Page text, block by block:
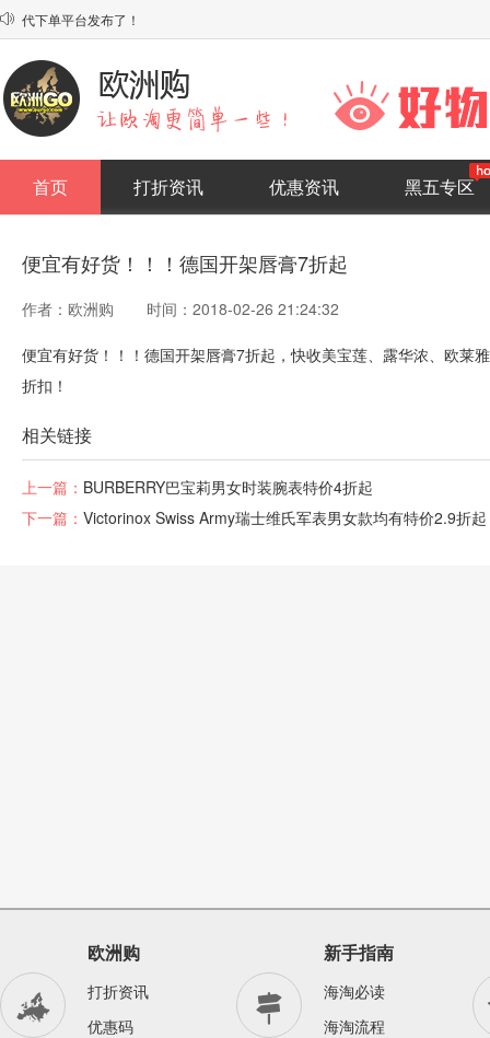
 代下单平台发布了！
系统上线，欢迎使用！
首页 打折资讯 优惠资讯 黑五专区
便宜有好货！！！德国开架唇膏7折起
作者：欧洲购 时间：2018-02-26 21:24:32
便宜有好货！！！德国开架唇膏7折起，快收美宝莲、露华浓、欧莱
折扣！
相关链接
上一篇： ​BURBERRY巴宝莉男女时装腕表特价4折起
下一篇： Victorinox Swiss Army瑞士维氏军表男女款均有特价2.9折起

欧洲购
打折资讯
优惠码

新手指南
海淘必读
海淘流程